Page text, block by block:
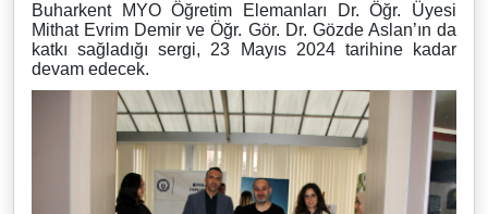
Buharkent MYO Öğretim Elemanları Dr. Öğr. Üyesi
Mithat Evrim Demir ve Öğr. Gör. Dr. Gözde Aslan’ın da
katkı sağladığı sergi, 23 Mayıs 2024 tarihine kadar
devam edecek.